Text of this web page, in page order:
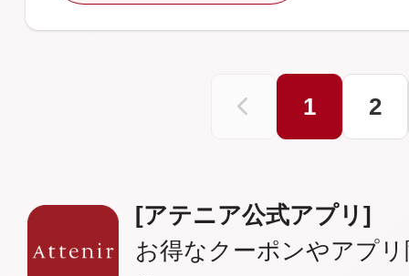
1 2
[アテニア公式アプリ]
お得なクーポンやアプ